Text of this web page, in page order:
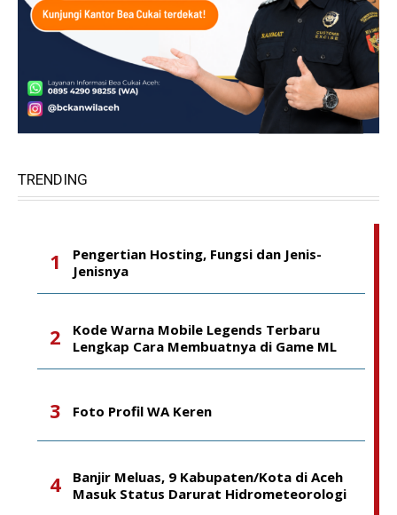
TRENDING
Pengertian Hosting, Fungsi dan Jenis-
Jenisnya
Kode Warna Mobile Legends Terbaru
Lengkap Cara Membuatnya di Game ML
Foto Profil WA Keren
Banjir Meluas, 9 Kabupaten/Kota di Aceh
Masuk Status Darurat Hidrometeorologi